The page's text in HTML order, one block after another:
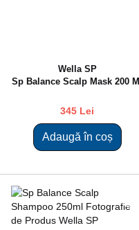
Wella SP
Sp Balance Scalp Mask 200 Ml
345 Lei
Adaugă în coș